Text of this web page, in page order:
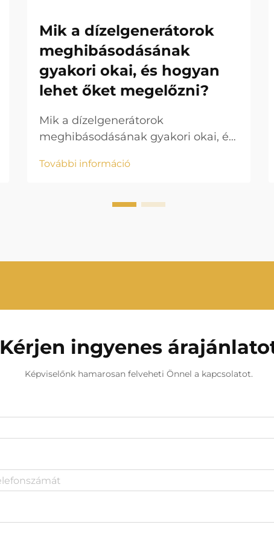
Mik a dízelgenerátorok
meghibásodásának
gyakori okai, és hogyan
lehet őket megelőzni?
Mik a dízelgenerátorok
meghibásodásának gyakori okai, és
dízelgenerátor az iparban,
intézményekben,
További információ
Kérjen ingyenes
Képviselőnk hamarosan felveheti Önnel a kapcsolatot.